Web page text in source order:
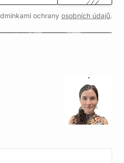
ochrany osobních údajů.